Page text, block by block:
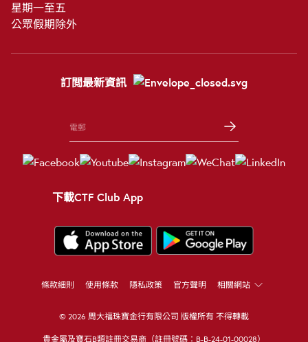
星期一至五
公眾假期除外
訂閲最新資訊
下載CTF Club App
條款細則 使用條款 隱私政策 官方聲明 相關網站
© 2026 周大福珠寶金行有限公司 版權所有 不得轉載
貴金屬及寶石B類註冊交易商（註冊號碼：B-B-24-01-00028）